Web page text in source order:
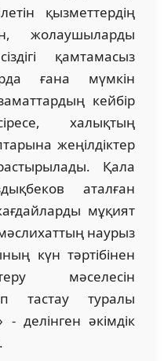
қызметтердің
жолаушыларды
қамтамасыз
ғана мүмкін
кейбір
халықтың
жеңілдіктер
Қала
аталған
мұқият
наурыз
күн тәртібінен
мәселесін
тастау туралы
делінген әкімдік